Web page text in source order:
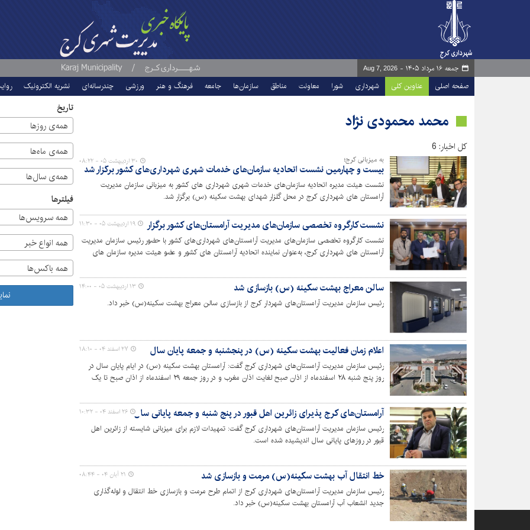
جمعه ۱۶ مرداد ۱۴۰۵ - Aug 7, 2026
صفحه اصلی عناوین کلی شهرداری شورا معاونت مناطق سازمان‌ها جامعه فرهنگ و هنر ورزشی چندرسانه‌ای نشریه الکترونیک
محمد محمودی نژاد
کل اخبار: 6
به میزبانی کرج؛
بیست و چهارمین نشست اتحادیه سازمان‌های خدمات شهری شهرداری‌های کشور برگزار شد
نشست هیئت مدیره اتحادیه سازمان‌های خدمات شهری شهرداری های کشور به میزبانی سازمان مدیریت
آرامستان های شهرداری کرج در محل گلزار شهدای بهشت سکینه (س) برگزار شد.
۳۰ اردیبهشت ۰۵ - ۰۸:۲۲
نشست کارگروه تخصصی سازمان‌های مدیریت آرامستان‌های کشور برگزار شد
نشست کارگروه تخصصی سازمان‌های مدیریت آرامستان‌های شهرداری‌های کشور با حضور رئیس سازمان مدیریت
آرامستان های شهرداری کرج، به‌عنوان نماینده اتحادیه آرامستان های کشور و عضو هیئت مدیره سازمان های
۱۹ اردیبهشت ۰۵ - ۱۱:۳۰
سالن معراج بهشت سکینه (س) بازسازی شد
رئیس سازمان مدیریت آرامستان‌های شهردار کرج از بازسازی سالن معراج بهشت سکینه(س) خبر داد.
۱۳ اردیبهشت ۰۵ - ۱۴:۰۰
اعلام زمان فعالیت بهشت سکینه (س) در پنجشنبه و جمعه پایان سال
رئیس سازمان مدیریت آرامستان‌های شهرداری کرج گفت: آرامستان بهشت سکینه (س) در ایام پایان سال در
روز پنج شنبه ۲۸ اسفندماه از اذان صبح لغایت اذان مغرب و در روز جمعه ۲۹ اسفندماه از اذان صبح تا یک
۲۷ اسفند ۰۴ - ۱۸:۱۰
آرامستان‌های کرج پذیرای زائرین اهل قبور در پنج شنبه و جمعه پایانی سال
رئیس سازمان مدیریت آرامستان‌های شهرداری کرج گفت: تمهیدات لازم برای میزبانی شایسته از زائرین اهل
قبور در روزهای پایانی سال اندیشیده شده است.
۲۶ اسفند ۰۴ - ۱۰:۳۲
خط انتقال آب بهشت سکینه(س) مرمت و بازسازی شد
رئیس سازمان مدیریت آرامستان‌های شهرداری کرج از اتمام طرح مرمت و بازسازی خط انتقال و لوله‌گذاری
جدید انشعاب آب آرامستان بهشت سکینه(س) خبر داد.
۲۱ آبان ۰۴ - ۰۸:۴۴
تاریخ
همه‌ی روزها
همه‌ی ماه‌ها
همه‌ی سال‌ها
فیلترها
همه سرویس‌ها
همه انواع خبر
همه باکس‌ها